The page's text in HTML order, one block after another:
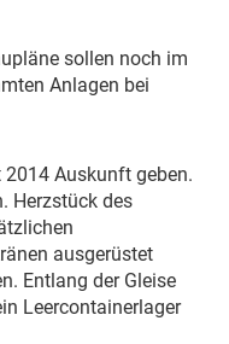
sollen noch im
Anlagen bei
Auskunft geben.
Herzstück des
ausgerüstet
Entlang der Gleise
Leercontainerlager